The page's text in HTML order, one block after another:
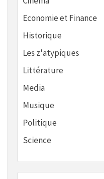
Economie et Finance
Historique
Les z'atypiques
Littérature
Media
Musique
Politique
Science